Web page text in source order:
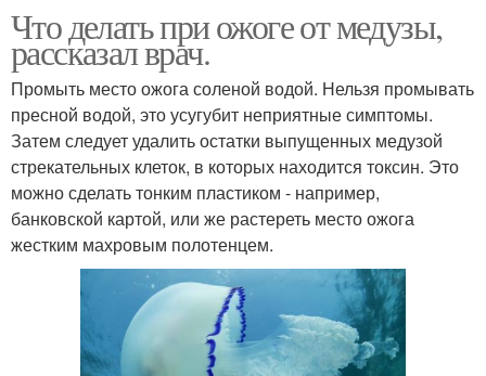
Что делать при ожоге от медузы,
рассказал врач.
Промыть место ожога соленой водой. Нельзя промывать
пресной водой, это усугубит неприятные симптомы.
Затем следует удалить остатки выпущенных медузой
стрекательных клеток, в которых находится токсин. Это
можно сделать тонким пластиком - например,
банковской картой, или же растереть место ожога
жестким махровым полотенцем.